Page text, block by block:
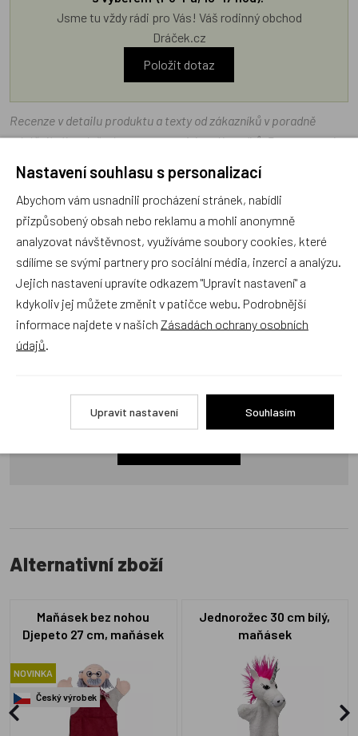
Jsme tu vždy rádi pro Vás! Váš rodinný obchod
Dráček.cz
Položit dotaz
Recenze v detailu produktu a texty od zákazníků v poradně
odrážejí výhradně názory a stanoviska zákazníků. Provozovatel
neověřuje.
Zatím zde nejsou žádné dotazy. Buďte první, kdo se zeptá!
Recenze
Produkt zatím nemá žádné hodnocení,buďte první, kdo
produkt ohodnotí!
Alternativní zboží
Maňásek bez nohou
Djepeto 27 cm, maňásek
NOVINKA
Český výrobek
Jednorožec 30 cm bílý,
maňásek
Nastavení souhlasu s personalizací
Abychom vám usnadnili procházení stránek, nabídli
přizpůsobený obsah nebo reklamu a mohli anonymně
analyzovat návštěvnost, využíváme soubory cookies, které
sdílíme se svými partnery pro sociální média, inzerci a analýzu.
Jejich nastavení upravíte odkazem "Upravit nastavení" a
kdykoliv jej můžete změnit v patičce webu. Podrobnější
informace najdete v našich Zásadách ochrany osobních
údajů
Upravit nastavení Souhlasím